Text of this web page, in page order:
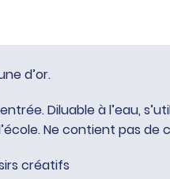
d’or.
Diluable à l’eau,
Ne contient pas de
créatifs